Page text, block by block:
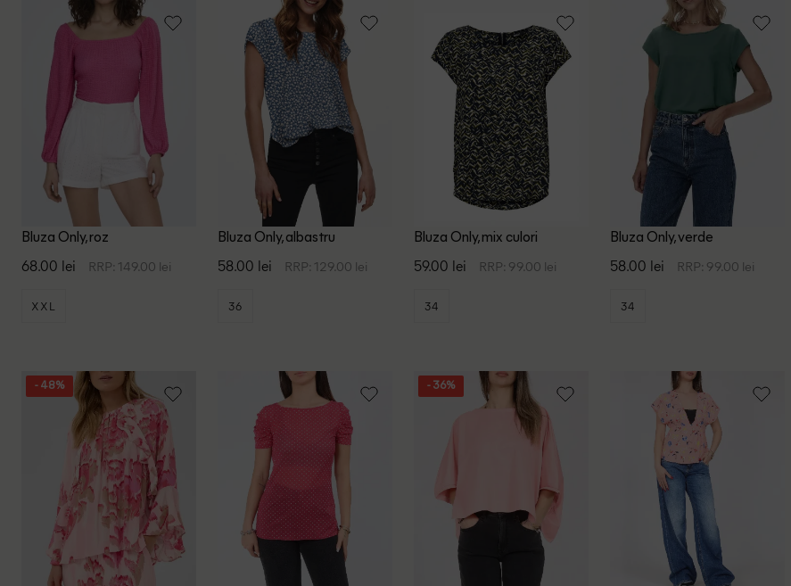
Bluza Only, roz
68.00 lei RRP: 149.00 lei
XXL
Bluza Only, albastru
58.00 lei RRP: 129.00 lei
36
Bluza Only, mix culori
59.00 lei RRP: 99.00 lei
34
Bluza Only, verde
58.00 lei RRP: 99.00 lei
34
- 48% - 36%